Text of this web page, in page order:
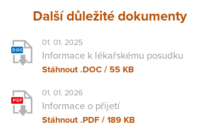
Další důležité dokumenty
01. 01. 2025
Informace k lékařskému posudku
Stáhnout .DOC / 55 KB
01. 01. 2026
Informace o přijetí
Stáhnout .PDF / 189 KB